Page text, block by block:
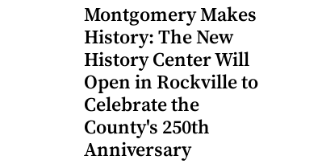
Montgomery Makes
History: The New
History Center Will
Open in Rockville to
Celebrate the
County's 250th
Anniversary